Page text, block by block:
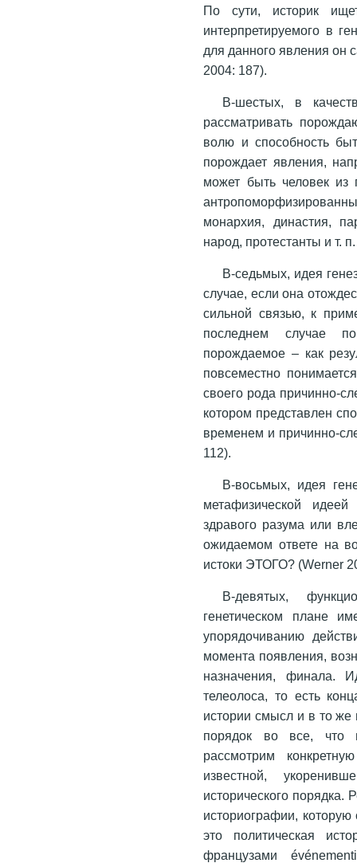
По сути, историк
интерпретируемого в
для данного явления он
2004: 187).
В-шестых, в
рассматривать
волю и способность
порождает явления,
может быть человек
монархия, династия,
народ, протестанты и т. п.
В-седьмых, идея
случае, если она
сильной связью, к
последнем случае
порождаемое – как
повсеместно
своего рода причинно-
котором представлен
временем и причинно-
112).
В-восьмых, идея
метафизической
здравого разума или
ожидаемом ответе на
истоки ЭТОГО? (Werner
В-девятых,
генетическом плане
упорядочиванию
момента появления,
назначения, финала.
телеолоса, то есть
истории смысл и в то же
порядок во все, что
рассмотрим
известной,
исторического порядка.
историографии,
это политическая
французами